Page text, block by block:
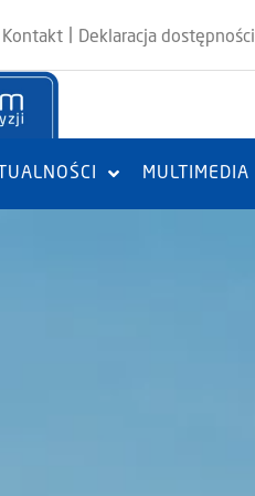
Kontakt Deklaracja dostępności
MULTIMEDIA